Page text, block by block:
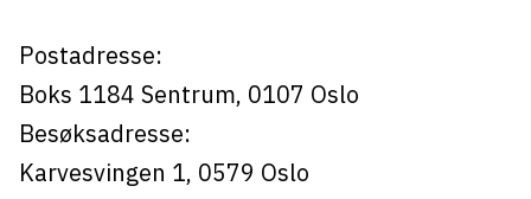
kode24-klubben
LinkedIn
Bluesky
Facebook
Postadresse:
Boks 1184 Sentrum, 0107 Oslo
Besøksadresse:
Karvesvingen 1, 0579 Oslo